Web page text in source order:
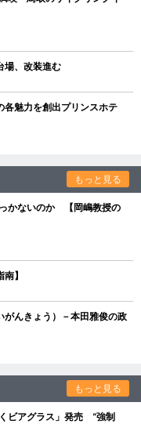
場、改装進む
魅力を創出プリンスホテ
もっと見る
かないのか 【岡嶋教授の
】
んきょう）－本田雅俊の政
もっと見る
ビアグラス」発売 “強制